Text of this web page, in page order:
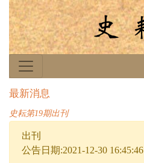
最新消息
史耘第19期出刊
出刊
公告日期:2021-12-30 16:45:46